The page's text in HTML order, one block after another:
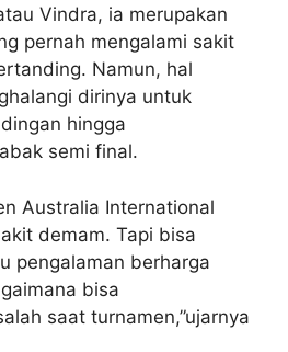
Vindra, ia merupakan
pernah mengalami sakit
Namun, hal
dirinya untuk
hingga
semi final.
Australia International
demam. Tapi bisa
pengalaman berharga
bisa
saat turnamen,”ujarnya